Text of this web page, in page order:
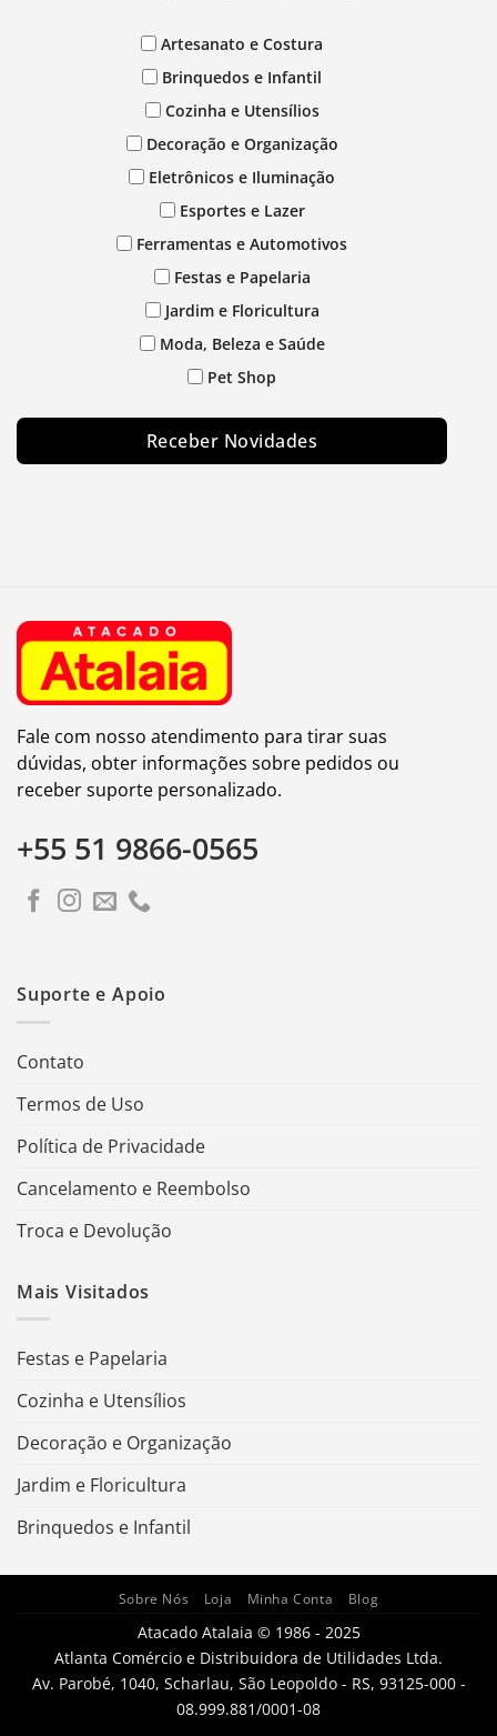
Artesanato e Costura
Brinquedos e Infantil
Cozinha e Utensílios
Decoração e Organização
Eletrônicos e Iluminação
Esportes e Lazer
Ferramentas e Automotivos
Festas e Papelaria
Jardim e Floricultura
Moda, Beleza e Saúde
Pet Shop
Receber Novidades
Fale com nosso atendimento para tirar suas
dúvidas, obter informações sobre pedidos ou
receber suporte personalizado.
+55 51 9866-0565
Suporte e Apoio
Contato
Termos de Uso
Política de Privacidade
Cancelamento e Reembolso
Troca e Devolução
Mais Visitados
Festas e Papelaria
Cozinha e Utensílios
Decoração e Organização
Jardim e Floricultura
Brinquedos e Infantil
Sobre Nós Loja Minha Conta Blog
Atacado Atalaia © 1986 - 2025
Atlanta Comércio e Distribuidora de Utilidades Ltda.
Av. Parobé, 1040, Scharlau, São Leopoldo - RS, 93125-000 -
08.999.881/0001-08